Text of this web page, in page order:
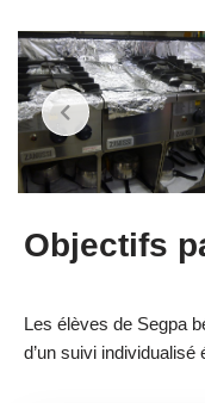
Objectifs
Les élèves de Segpa
d’un suivi